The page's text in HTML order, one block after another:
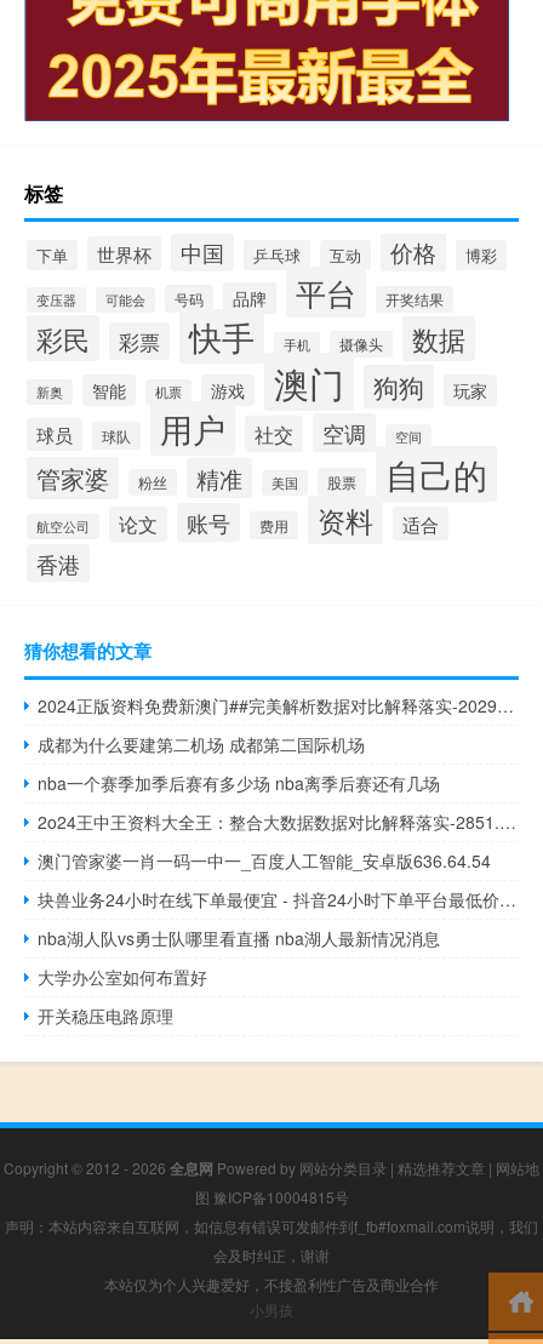
标签
下单 世界杯 中国 乒乓球 互动 价格 博彩
变压器 可能会 号码 品牌 平台 开奖结果
彩民 彩票 快手 手机 摄像头 数据
新奥 智能 机票 游戏 澳门 狗狗 玩家
球员 球队 用户 社交 空调 空间
管家婆 粉丝 精准 美国 股票 自己的
航空公司 论文 账号 费用 资料 适合
香港
猜你想看的文章
2024正版资料免费新澳门##完美解析数据对比解释落实-2029.PL.146
成都为什么要建第二机场 成都第二国际机场
nba一个赛季加季后赛有多少场 nba离季后赛还有几场
2o24王中王资料大全王：整合大数据数据对比解释落实-2851.3D.A769
澳门管家婆一肖一码一中一_百度人工智能_安卓版636.64.54
块兽业务24小时在线下单最便宜 - 抖音24小时下单平台最低价 老马卡盟业务网
nba湖人队vs勇士队哪里看直播 nba湖人最新情况消息
大学办公室如何布置好
开关稳压电路原理
Copyright © 2012 - 2026 全息网 Powered by 网站分类目录 | 精选推荐文章 | 网站地
图 豫ICP备10004815号
声明：本站内容来自互联网，如信息有错误可发邮件到f_fb#foxmail.com说明，我们
会及时纠正，谢谢
本站仅为个人兴趣爱好，不接盈利性广告及商业合作
小男孩